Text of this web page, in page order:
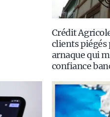
Crédit
clients piégés
arnaque qui
confiance